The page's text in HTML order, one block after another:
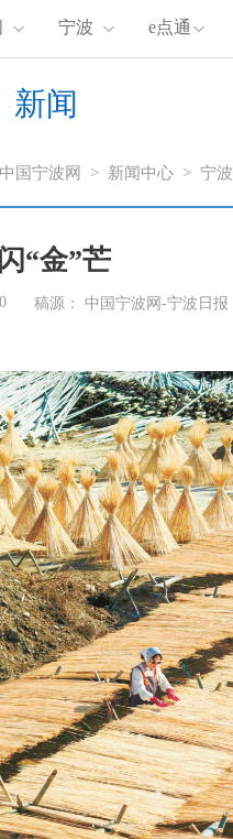
宁波 e点通
新闻
中国宁波网 > 新闻中心 > 宁波
“金”芒
稿源： 中国宁波网-宁波日报